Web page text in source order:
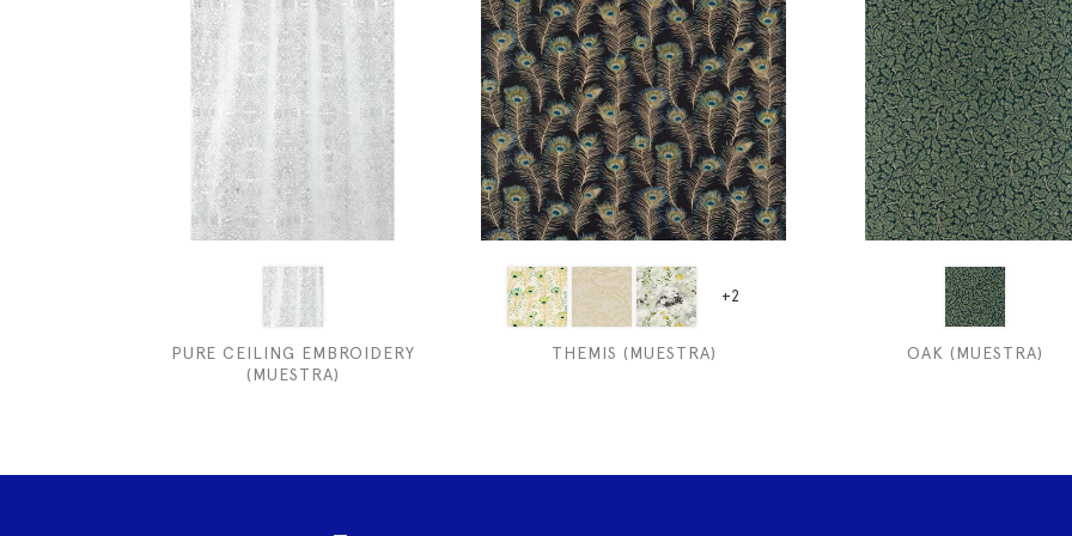
PURE CEILING EMBROIDERY
(MUESTRA)
+2
THEMIS (MUESTRA) OAK (MUESTRA)